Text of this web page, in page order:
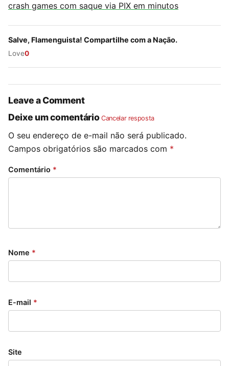
crash games com saque via PIX em minutos
Salve, Flamenguista! Compartilhe com a Nação.
Love0
Leave a Comment
Deixe um comentário Cancelar resposta
O seu endereço de e-mail não será publicado.
Campos obrigatórios são marcados com *
Comentário *
Nome *
E-mail *
Site